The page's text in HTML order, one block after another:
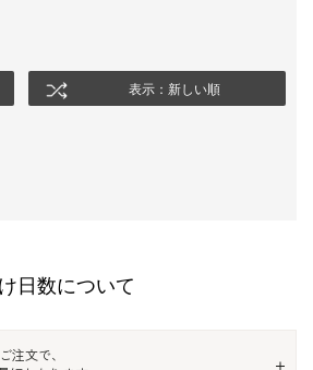
表示：新しい順
日数について
注文で、